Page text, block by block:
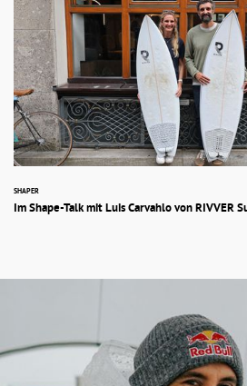
SHAPER
Im Shape-Talk mit Luis Carvahlo von RIVVER